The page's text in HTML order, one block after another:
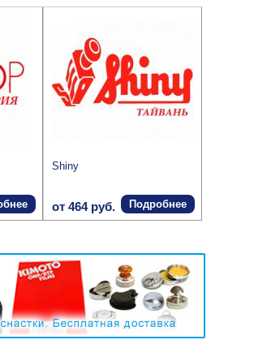
Shiny
от 464 руб. Подробнее